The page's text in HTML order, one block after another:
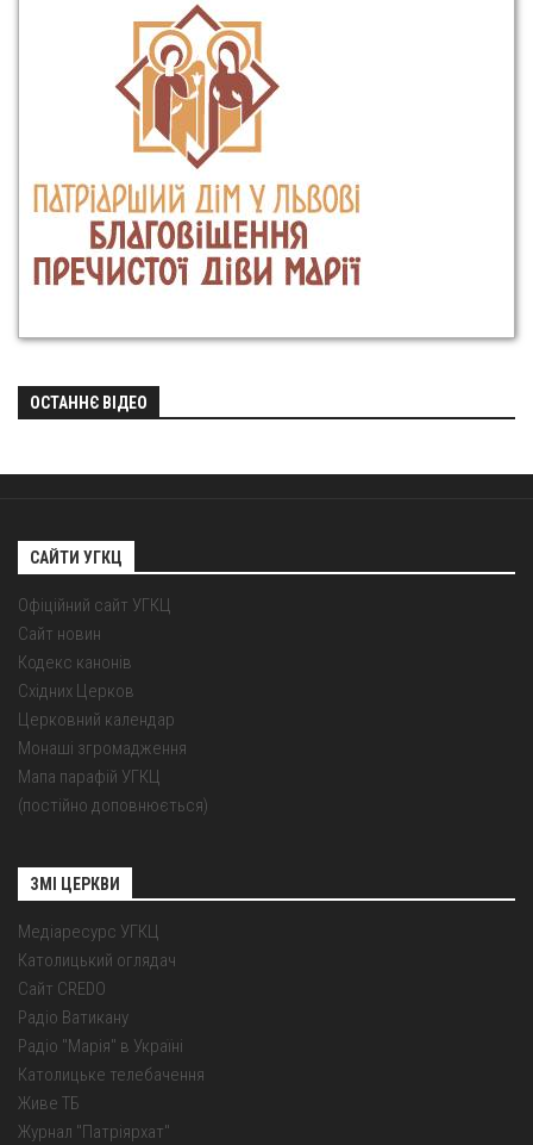
ОСТАННЄ ВІДЕО
САЙТИ УГКЦ
Офіційний сайт УГКЦ
Сайт новин
Кодекс канонів
Східних Церков
Церковний календар
Монаші згромадження
Мапа парафій УГКЦ
(постійно доповнюється)
ЗМІ ЦЕРКВИ
Медіаресурс УГКЦ
Католицький оглядач
Сайт CREDO
Радіо Ватикану
Радіо "Марія" в Україні
Католицьке телебачення
Живе ТБ
Журнал "Патріярхат"